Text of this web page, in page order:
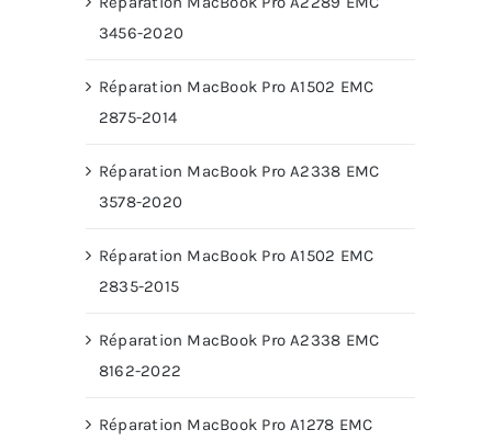
3456-2020
Réparation MacBook Pro A1502 EMC
2875-2014
Réparation MacBook Pro A2338 EMC
3578-2020
Réparation MacBook Pro A1502 EMC
2835-2015
Réparation MacBook Pro A2338 EMC
8162-2022
Réparation MacBook Pro A1278 EMC